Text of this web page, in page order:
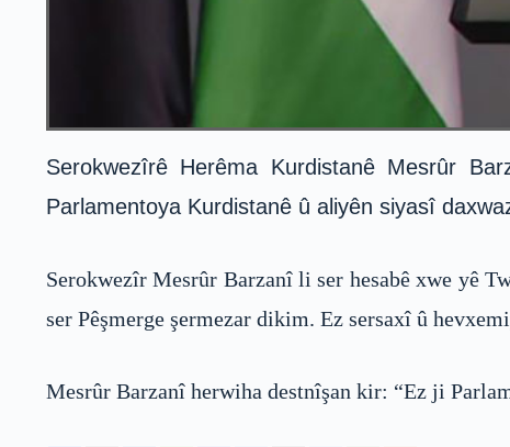
Serokwezîrê Herêma Kurdistanê Mesrûr
Parlamentoya Kurdistanê û aliyên siyasî
Serokwezîr Mesrûr Barzanî li ser hesabê xwe yê
ser Pêşmerge şermezar dikim. Ez sersaxî û
Mesrûr Barzanî herwiha destnîşan kir: “Ez ji